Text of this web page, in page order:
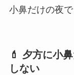
小鼻だけの夜
💄 夕方に小
しない